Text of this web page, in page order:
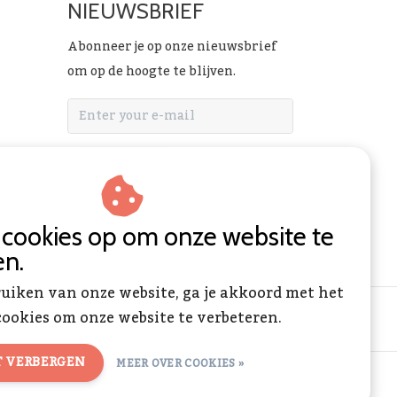
NIEUWSBRIEF
Abonneer je op onze nieuwsbrief
om op de hoogte te blijven.
op om onze website te
van onze website, ga je akkoord met het
om onze website te verbeteren.
MEER OVER COOKIES »